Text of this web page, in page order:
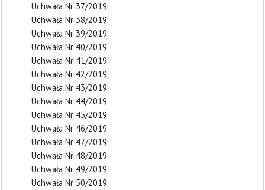
Uchwała Nr 37/2019
Uchwała Nr 38/2019
Uchwała Nr 39/2019
Uchwała Nr 40/2019
Uchwała Nr 41/2019
Uchwała Nr 42/2019
Uchwała Nr 43/2019
Uchwała Nr 44/2019
Uchwała Nr 45/2019
Uchwała Nr 46/2019
Uchwała Nr 47/2019
Uchwała Nr 48/2019
Uchwała Nr 49/2019
Uchwała Nr 50/2019